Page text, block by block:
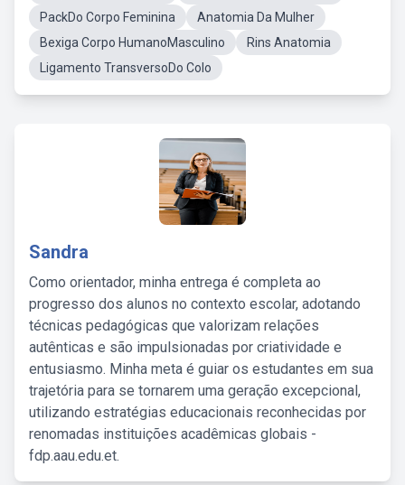
PackDo Corpo Feminina
Anatomia Da Mulher
Bexiga Corpo HumanoMasculino
Rins Anatomia
Ligamento TransversoDo Colo
Sandra
Como orientador, minha entrega é completa ao
progresso dos alunos no contexto escolar, adotando
técnicas pedagógicas que valorizam relações
autênticas e são impulsionadas por criatividade e
entusiasmo. Minha meta é guiar os estudantes em sua
trajetória para se tornarem uma geração excepcional,
utilizando estratégias educacionais reconhecidas por
renomadas instituições acadêmicas globais -
fdp.aau.edu.et.